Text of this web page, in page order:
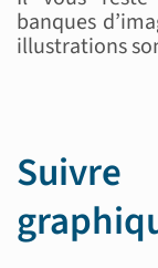
banques
illustrations